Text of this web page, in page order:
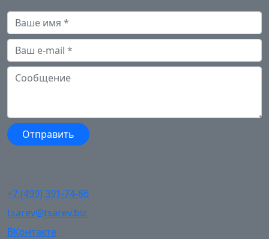
+7 (499) 391-74-86
tsarev@tsarev.biz
ВКонтакте